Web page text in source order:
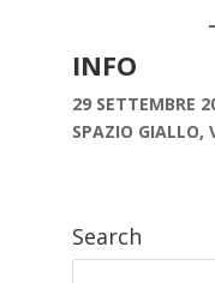
INFO
29 SETTEMBRE
SPAZIO GIALLO,
Search